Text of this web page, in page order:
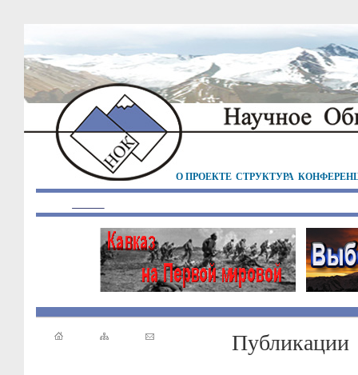
О ПРОЕКТЕ СТРУКТУРА
Публикации